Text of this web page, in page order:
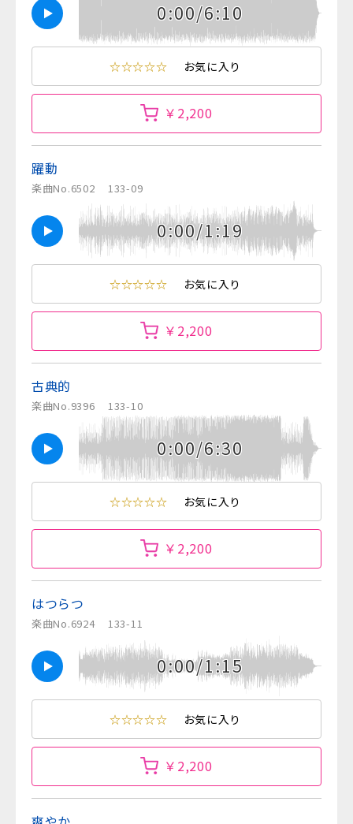
0:00/6:10
☆☆☆☆☆ お気に入り
￥2,200
躍動
楽曲No.6502 133-09
0:00/1:19
☆☆☆☆☆ お気に入り
￥2,200
古典的
楽曲No.9396 133-10
0:00/6:30
☆☆☆☆☆ お気に入り
￥2,200
はつらつ
楽曲No.6924 133-11
0:00/1:15
☆☆☆☆☆ お気に入り
￥2,200